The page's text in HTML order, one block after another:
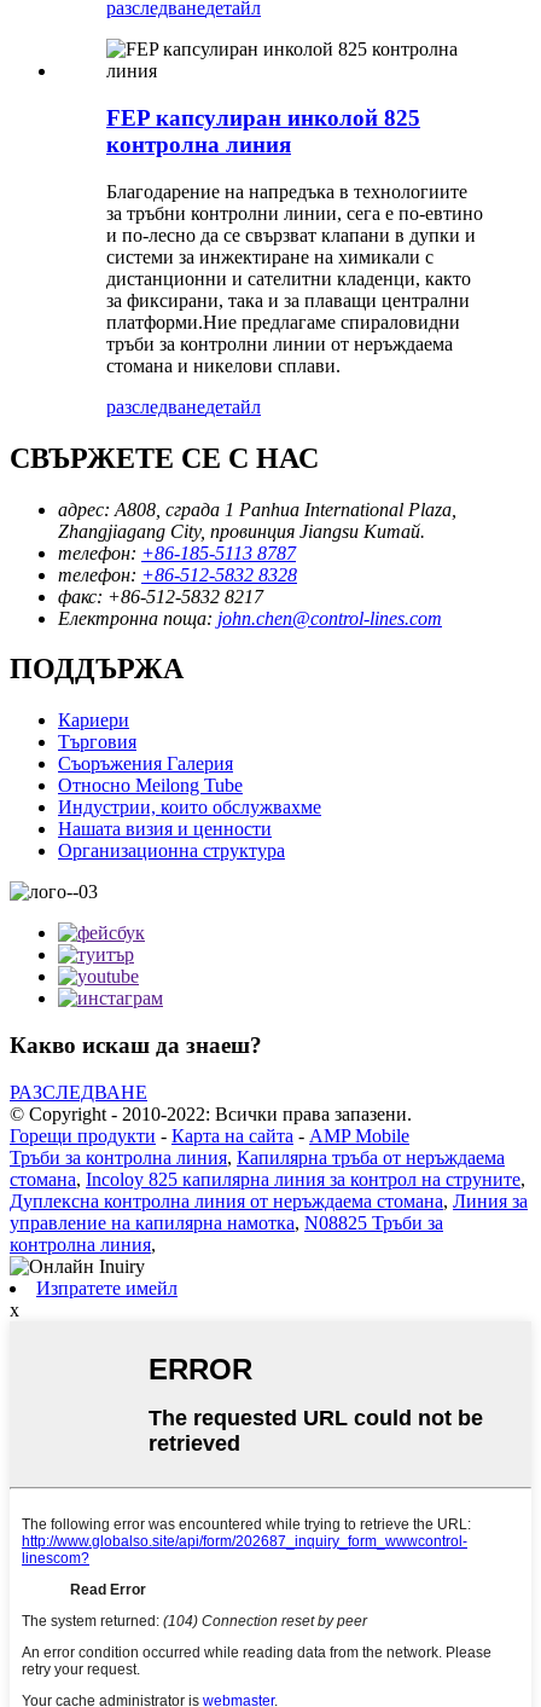
разследванедетайл
FEP капсулиран инколой 825
контролна линия
Благодарение на напредъка в технологиите
за тръбни контролни линии, сега е по-евтино
и по-лесно да се свързват клапани в дупки и
системи за инжектиране на химикали с
дистанционни и сателитни кладенци, както
за фиксирани, така и за плаващи централни
платформи.Ние предлагаме спираловидни
тръби за контролни линии от неръждаема
стомана и никелови сплави.
разследванедетайл
СВЪРЖЕТЕ СЕ С НАС
адрес: A808, сграда 1 Panhua International Plaza,
Zhangjiagang City, провинция Jiangsu Китай.
телефон: +86-185-5113 8787
телефон: +86-512-5832 8328
факс: +86-512-5832 8217
Електронна поща: john.chen@control-lines.com
ПОДДЪРЖА
Кариери
Търговия
Съоръжения Галерия
Относно Meilong Tube
Индустрии, които обслужвахме
Нашата визия и ценности
Организационна структура
Какво искаш да знаеш?
РАЗСЛЕДВАНЕ
© Copyright - 2010-2022: Всички права запазени.
Горещи продукти - Карта на сайта - AMP Mobile
Тръби за контролна линия, Капилярна тръба от неръждаема
стомана, Incoloy 825 капилярна линия за контрол на струните,
Дуплексна контролна линия от неръждаема стомана, Линия за
управление на капилярна намотка, N08825 Тръби за
контролна линия,
Изпратете имейл
x